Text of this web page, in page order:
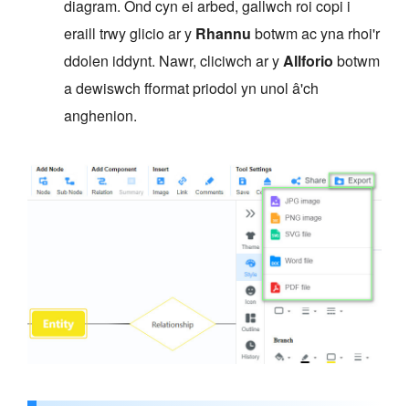
diagram. Ond cyn ei arbed, gallwch roi copi i
eraill trwy glicio ar y Rhannu botwm ac yna rhoi'r
ddolen iddynt. Nawr, cliciwch ar yAllforio botwm
a dewiswch fformat priodol yn unol â'ch
anghenion.